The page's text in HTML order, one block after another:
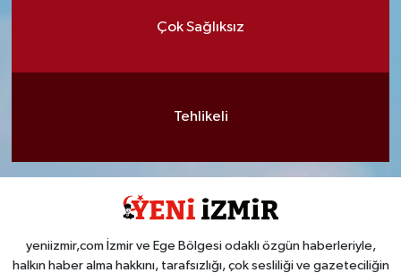
Çok Sağlıksız
Tehlikeli
yeniizmir,com İzmir ve Ege Bölgesi odaklı özgün haberleriyle,
halkın haber alma hakkını, tarafsızlığı, çok sesliliği ve gazeteciliğin